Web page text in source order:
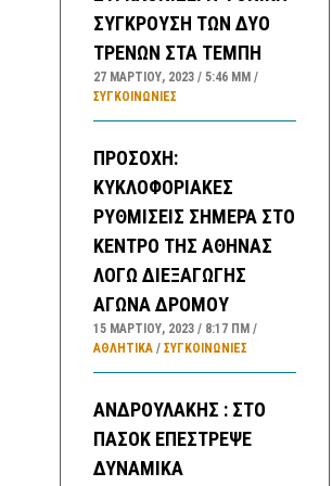
ΣΥΓΚΡΟΥΣΗ ΤΩΝ ΔΥΟ
ΤΡΕΝΩΝ ΣΤΑ ΤΕΜΠΗ
27 ΜΑΡΤΊΟΥ, 2023 5:46 ΜΜ
ΣΥΓΚΟΙΝΩΝΊΕΣ
ΠΡΟΣΟΧΗ:
ΚΥΚΛΟΦΟΡΙΑΚΕΣ
ΡΥΘΜΙΣΕΙΣ ΣΗΜΕΡΑ ΣΤΟ
ΚΕΝΤΡΟ ΤΗΣ ΑΘΗΝΑΣ
ΛΟΓΩ ΔΙΕΞΑΓΩΓΗΣ
ΑΓΩΝΑ ΔΡΟΜΟΥ
15 ΜΑΡΤΊΟΥ, 2023 8:17 ΠΜ
ΑΘΛΗΤΙΚΑ/ ΣΥΓΚΟΙΝΩΝΊΕΣ
ΑΝΔΡΟΥΛΑΚΗΣ : ΣΤΟ
ΠΑΣΟΚ ΕΠΕΣΤΡΕΨΕ
ΔΥΝΑΜΙΚΑ